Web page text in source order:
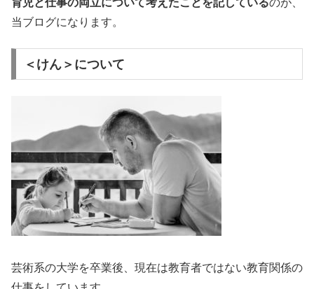
育児と仕事の両立について考えたことを記しているのが、
当ブログになります。
＜けん＞について
芸術系の大学を卒業後、現在は教育者ではない教育関係の